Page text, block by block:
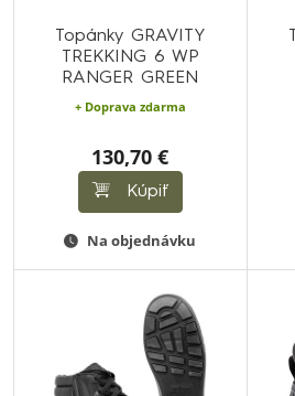
Topánky GRAVITY
TREKKING 6 WP
RANGER GREEN
+ Doprava zdarma
130,70 €
Kúpiť
Na objednávku